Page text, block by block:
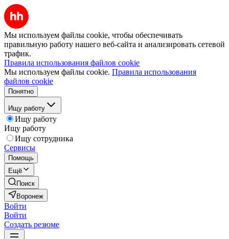
Мы используем файлы cookie, чтобы обеспечивать
правильную работу нашего веб-сайта и анализировать сетевой
трафик.
Правила использования файлов cookie
Мы используем файлы cookie. Правила использования
файлов cookie
Понятно
Ищу работу
Ищу работу
Ищу работу
Ищу сотрудника
Сервисы
Помощь
Ещё
Поиск
Воронеж
Войти
Войти
Создать резюме